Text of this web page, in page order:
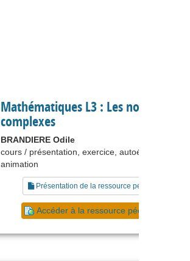
Mathématiques L3 : Les nombres
complexes
BRANDIERE Odile
cours / présentation, exercice, autoévaluation,
animation
Présentation de la ressource pédagogique
Accéder à la ressource pédagogique